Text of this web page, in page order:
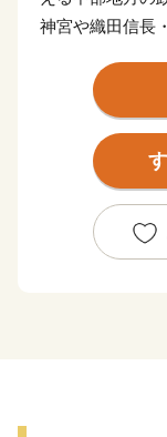
神宮や織田信長
礎となっていま
なごやめしを目
古屋の魅力は国
ア・アジアパラ
地域経済のさ